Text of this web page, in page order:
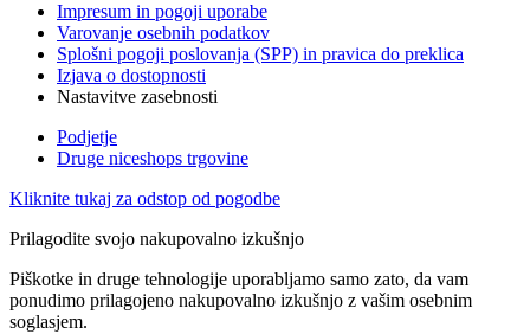
Impresum in pogoji uporabe
Varovanje osebnih podatkov
Splošni pogoji poslovanja (SPP) in pravica do preklica
Izjava o dostopnosti
Nastavitve zasebnosti
Podjetje
Druge niceshops trgovine
Kliknite tukaj za odstop od pogodbe
Prilagodite svojo nakupovalno izkušnjo
Piškotke in druge tehnologije uporabljamo samo zato, da vam
ponudimo prilagojeno nakupovalno izkušnjo z vašim osebnim
soglasjem.